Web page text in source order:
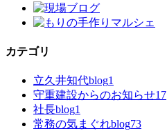
カテゴリ
立久井知代blog1
守重建設からのお知らせ17
社長blog1
常務の気まぐれblog73